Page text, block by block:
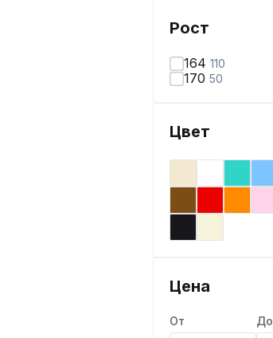
Рост
164 110
170 50
Цвет
Цена
От До